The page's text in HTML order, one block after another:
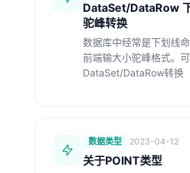
DataSet/DataRow
驼峰转换
数据库中经常是下划线
前端输大小驼峰格式。
DataSet/DataRow转换
数据类型 ·2023-04-12
关于POINT类型